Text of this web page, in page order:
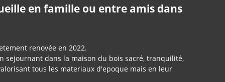
en famille ou entre amis dans
renovée en 2022.
sejournant dans la maison du bois sacré, tranquilité,
tous les materiaux d'epoque mais en leur